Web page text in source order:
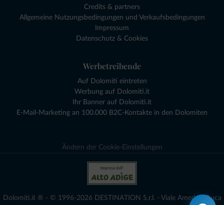
Credits & partners
Allgemeine Nutzungsbedingungen und Verkaufsbedingungen
Impressum
Datenschutz & Cookies
Werbetreibende
Auf Dolomiti eintreten
Werbung auf Dolomiti.it
Ihr Banner auf Dolomiti.it
E-Mail-Marketing an 100.000 B2C-Kontakte in den Dolomiten
Ändern der Cookie-Einstellungen
Dolomiti.it ® - © 1996-2026 DESTINATION S.r.l. - Viale Amedeo Duca